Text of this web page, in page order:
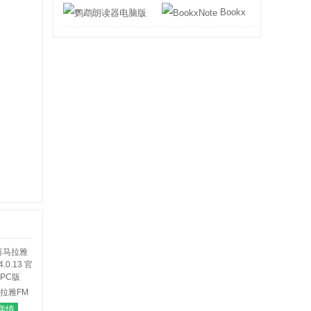
雅FM
官方
鹦鹉朗读器电脑版 BookxNote